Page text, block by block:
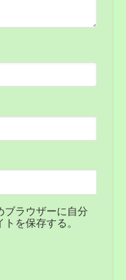
ブラウザーに自分
を保存する。